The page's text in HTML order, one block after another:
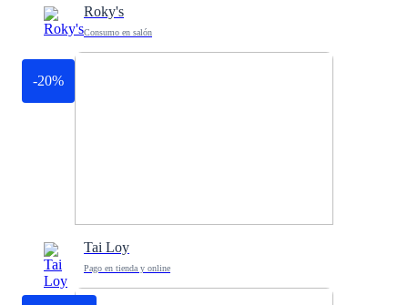
Roky's
Consumo en salón
-20%
Tai Loy
Pago en tienda y online